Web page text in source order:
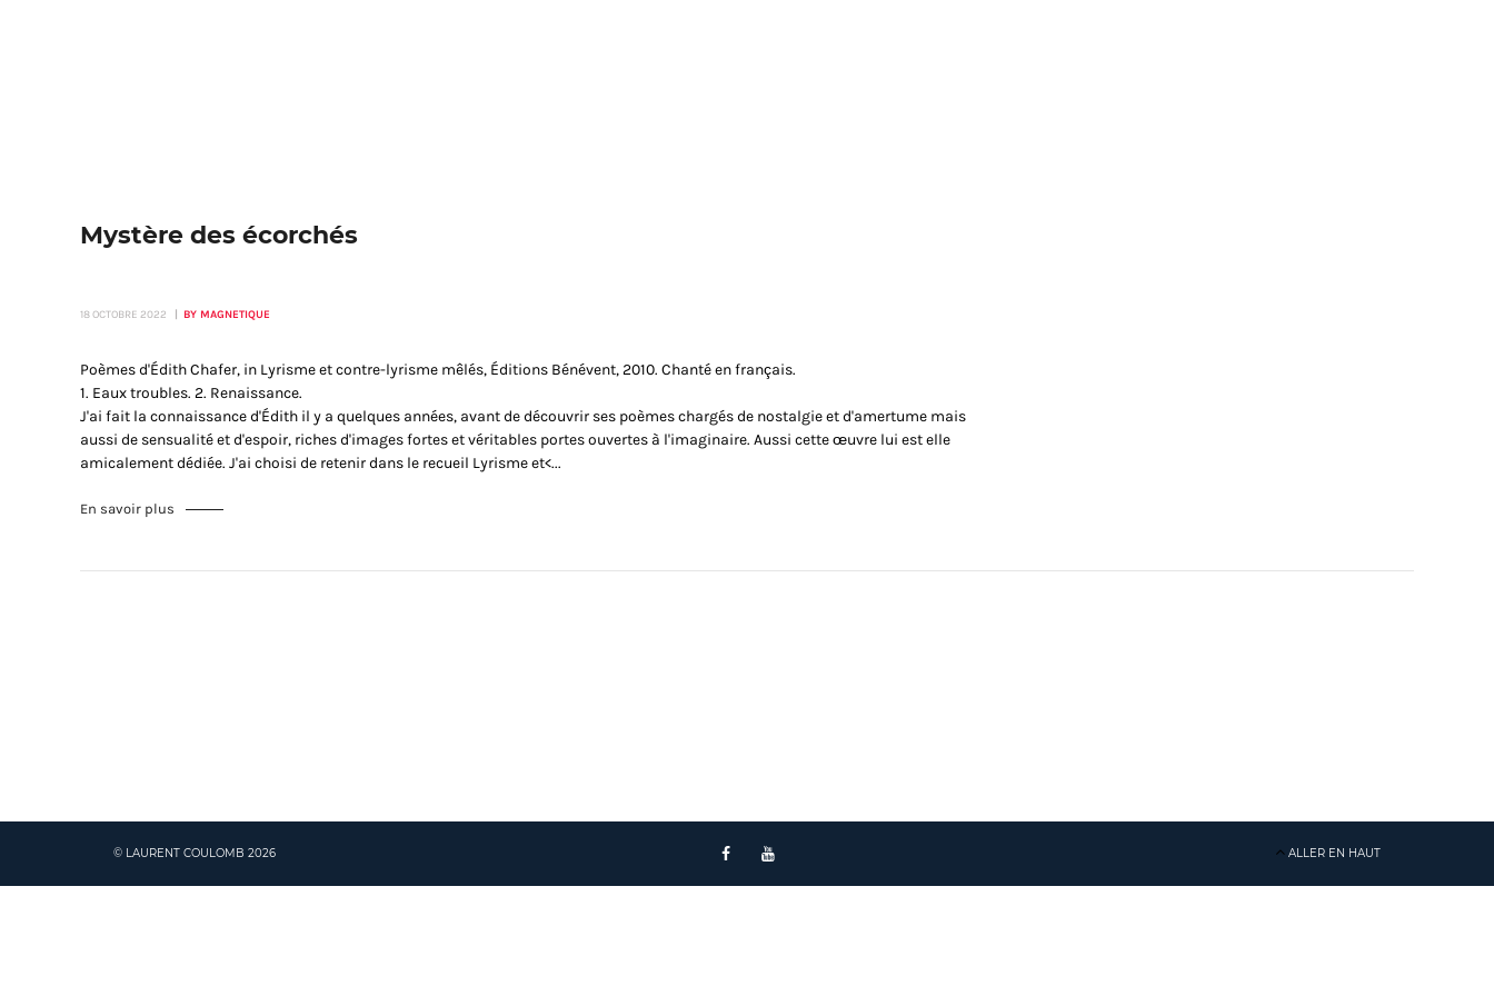
Mystère des écorchés
18 OCTOBRE 2022 BY MAGNETIQUE
Poèmes d'Édith Chafer, in Lyrisme et contre-lyrisme mêlés, Éditions Bénévent, 2010. Chanté en français.
1. Eaux troubles. 2. Renaissance.
J'ai fait la connaissance d'Édith il y a quelques années, avant de découvrir ses poèmes chargés de nostalgie et d'amertume mais
aussi de sensualité et d'espoir, riches d'images fortes et véritables portes ouvertes à l'imaginaire. Aussi cette œuvre lui est elle
amicalement dédiée. J'ai choisi de retenir dans le recueil Lyrismeet<...
En savoir plus
© LAURENT COULOMB 2026 ALLER EN HAUT